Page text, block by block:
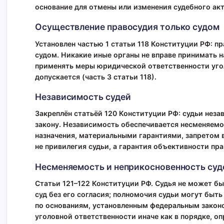
основание для отмены или изменения судебного
Осуществление правосудия только судом
Установлен частью 1 статьи 118 Конституции РФ:
судом. Никакие иные органы не вправе принимать
применять меры юридической ответственности
допускается (часть 3 статьи 118).
Независимость судей
Закреплён статьёй 120 Конституции РФ: судьи
закону. Независимость обеспечивается
назначения, материальными гарантиями,
не привилегия судьи, а гарантия объективности
Несменяемость и неприкосновенность
Статьи 121–122 Конституции РФ. Судья не может
суд без его согласия; полномочия судьи могут
по основаниям, установленным федеральным
уголовной ответственности иначе как в порядке,